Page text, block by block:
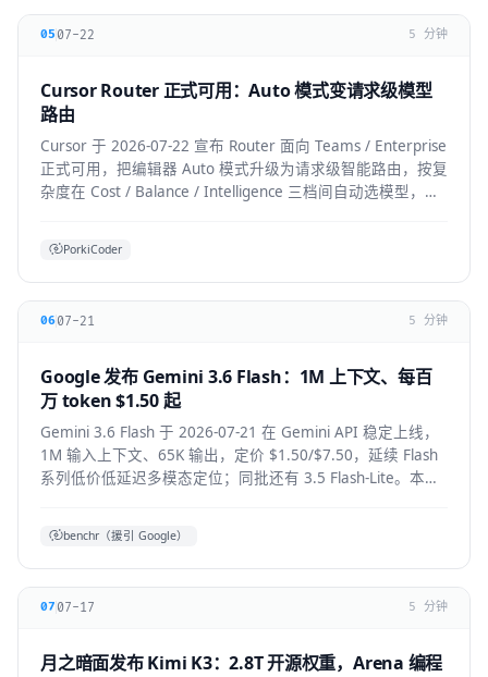
05 07-22 5 分钟
Cursor Router 正式可用：Auto 模式变请求级模型
路由
Cursor 于 2026-07-22 宣布 Router 面向 Teams / Enterprise
正式可用，把编辑器 Auto 模式升级为请求级智能路由，按复
杂度在 Cost / Balance / Intelligence 三档间自动选模型，降
PorkiCoder
0607-21 5 分钟
Google 发布 Gemini 3.6 Flash：1M 上下文、每百
万 token $1.50 起
Gemini 3.6 Flash 于 2026-07-21 在 Gemini API 稳定上线，
1M 输入上下文、65K 输出，定价 $1.50/$7.50，延续 Flash
系列低价低延迟多模态定位；同批还有 3.5 Flash-Lite。本文
benchr（援引 Google）
07 07-17 5 分钟
月之暗面发布 Kimi K3：2.8T 开源权重，Arena 编程